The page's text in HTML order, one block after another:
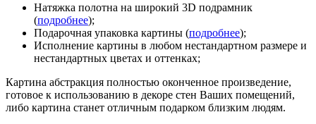
Натяжка полотна на широкий 3D подрамник
(подробнее);
Подарочная упаковка картины (подробнее);
Исполнение картины в любом нестандартном размере и
нестандартных цветах и оттенках;
Картина абстракция полностью оконченное произведение,
готовое к использованию в декоре стен Ваших помещений,
либо картина станет отличным подарком близким людям.